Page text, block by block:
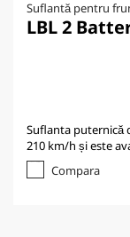
Suflantă pentru
LBL 2
Suflanta puternică
210 km/h și este
Compara